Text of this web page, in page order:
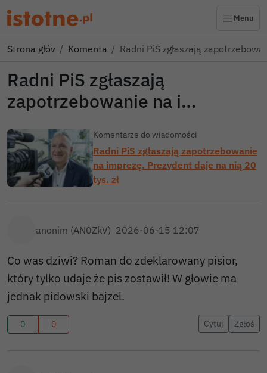
Menu
Strona główna Komentarze Radni PiS zgłaszają
Radni PiS zgłaszają
zapotrzebowanie na i…
Komentarze do wiadomości
Radni PiS zgłaszają zapotrzebowanie
na imprezę. Prezydent daje na nią 20
tys. zł
anonim (AN0ZkV) 2026-06-15 12:07
Co was dziwi? Roman do zdeklarowany pisior,
który tylko udaje że pis zostawił! W głowie ma
jednak pidowski bajzel.
0 0 Cytuj Zgłoś